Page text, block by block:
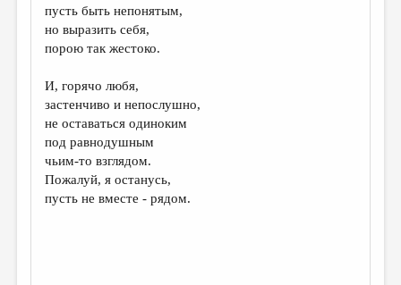
КОНКУРСЫ
ДЕТСКАЯ КОМНАТА
КНИЖНАЯ ПОЛКА
ОБЗОР ЛИТЕРАТУРЫ
СТРАНИЦЫ ПАМЯТИ
ОБЪЯВЛЕНИЯ
пусть быть непонятым,
но выразить себя,
порою так жестоко.
И, горячо любя,
застенчиво и непослушно,
не оставаться одиноким
под равнодушным
чьим-то взглядом.
Пожалуй, я останусь,
пусть не вместе - рядом.